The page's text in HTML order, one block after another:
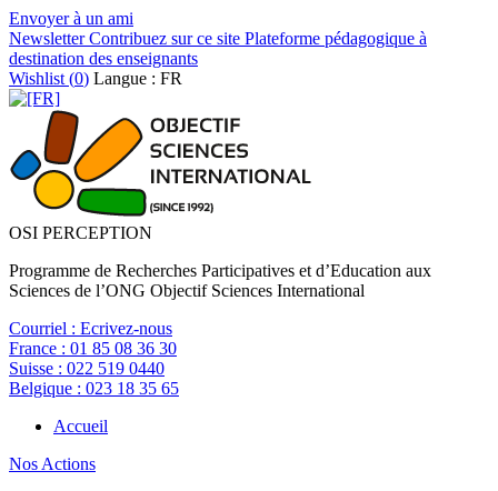
Envoyer à un ami
NewsletterContribuez sur ce site Plateforme pédagogique à
destination des enseignants
Wishlist (0) Langue : FR
OSI PERCEPTION
Programme de Recherches Participatives et d’Education aux
Sciences de l’ONG Objectif Sciences International
Courriel : Ecrivez-nous
France : 01 85 08 36 30
Suisse : 022 519 0440
Belgique : 023 18 35 65
Accueil
Nos Actions